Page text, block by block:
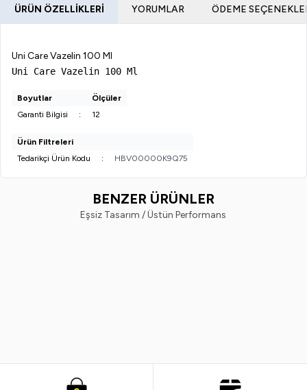
ÜRÜN ÖZELLIKLERI YORUMLAR ÖDEME
Uni Care Vazelin 100 Ml
Uni Care Vazelin 100 Ml
Boyutlar
Ölçüler
Garanti Bilgisi
: 12
Ürün Filtreleri
Tedarikçi Ürün Kodu
: HBV00000K9Q75
BENZER ÜRÜNLER
Eşsiz Tasarım / Üstün Performans